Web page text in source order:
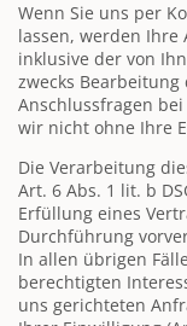
Wenn Sie uns per
lassen, werden Ihre
inklusive der von
zwecks
Anschlussfragen
wir nicht ohne Ihre
Die Verarbeitung
Art. 6 Abs. 1 lit. b
Erfüllung eines
Durchführung
In allen übrigen
berechtigten
uns gerichteten